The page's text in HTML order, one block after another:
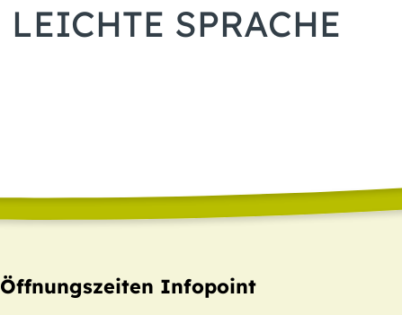
LEICHTE SPRACHE
Öffnungszeiten Infopoint